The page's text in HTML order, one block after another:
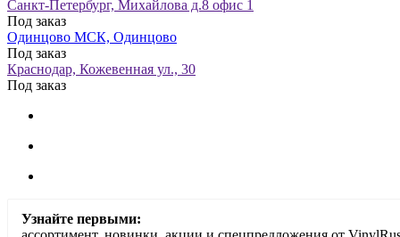
Санкт-Петербург, Михайлова д.8 офис 1
Под заказ
Одинцово МСК, Одинцово
Под заказ
Краснодар, Кожевенная ул., 30
Под заказ
Узнайте первыми: